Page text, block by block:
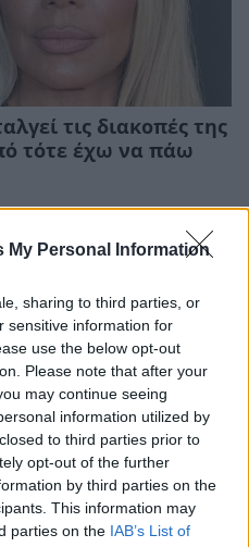
My Personal Information
sharing to third parties, or
sensitive information for
use the below opt-out
Please note that after your
may continue seeing
information utilized by
to third parties prior to
opt-out of the further
by third parties on the
This information may
parties on the IAB’s List of
τις διακοπές της
τότε έχω να πάω
για την